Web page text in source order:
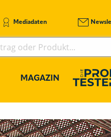
Mediadaten
MAGAZIN